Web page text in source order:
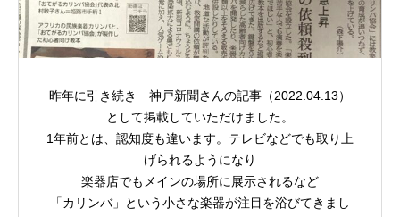
昨年に引き続き 神戸新聞さんの記事（2022.04.13）
として掲載していただけました。
1年前とは、認知度も違います。テレビなどでも取り上
げられるようになり
楽器店でもメインの場所に展示されるなど
「カリンバ」という小さな楽器が注目を浴びてきまし